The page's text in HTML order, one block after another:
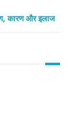
कारण और इलाज